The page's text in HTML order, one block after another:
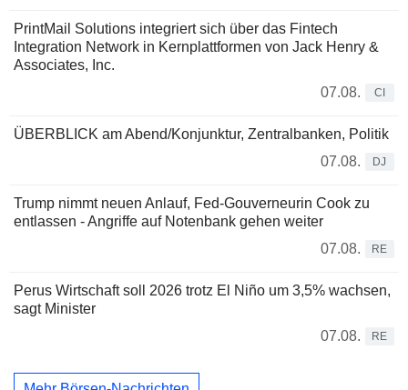
PrintMail Solutions integriert sich über das Fintech
Integration Network in Kernplattformen von Jack Henry &
Associates, Inc.
07.08.
CI
ÜBERBLICK am Abend/Konjunktur, Zentralbanken, Politik
07.08.
DJ
Trump nimmt neuen Anlauf, Fed-Gouverneurin Cook zu
entlassen - Angriffe auf Notenbank gehen weiter
07.08.
RE
Perus Wirtschaft soll 2026 trotz El Niño um 3,5% wachsen,
sagt Minister
07.08.
RE